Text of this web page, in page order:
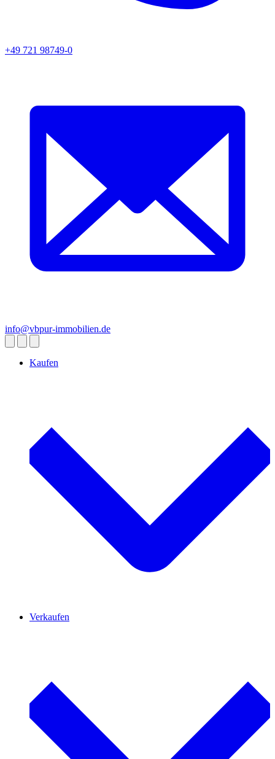
+49 721 98749-0
info@vbpur-immobilien.de
Kaufen
Verkaufen